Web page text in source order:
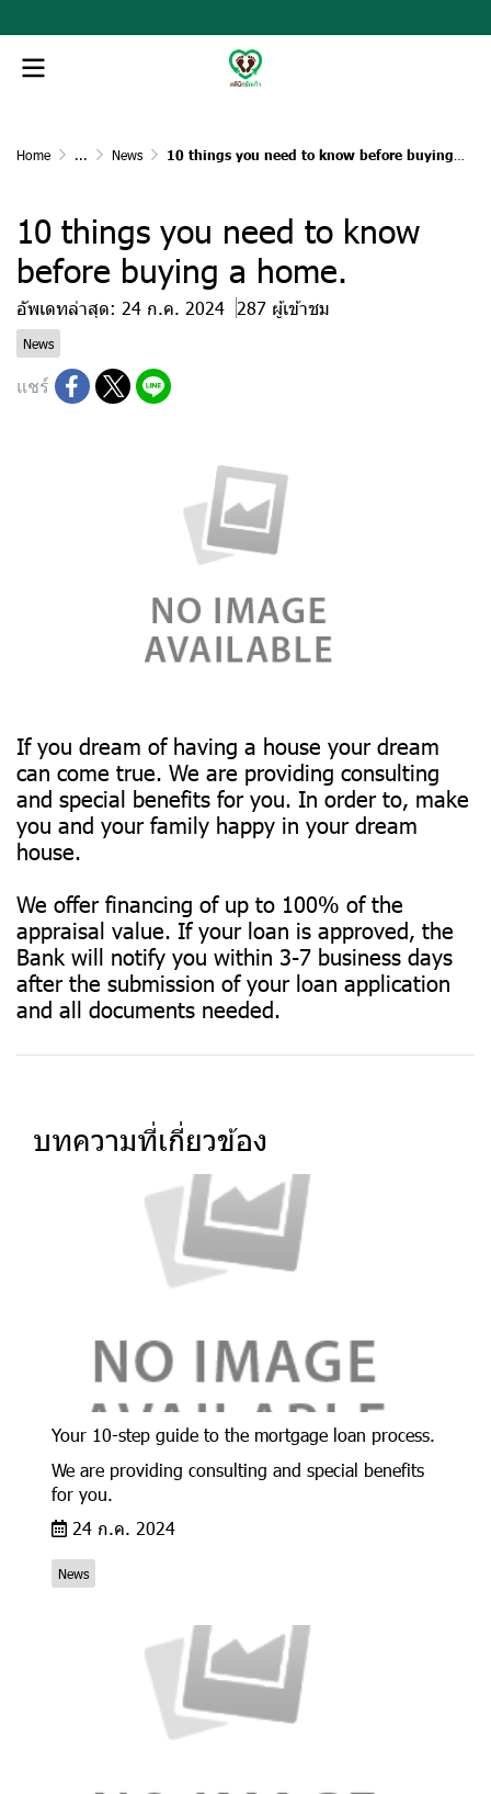
Home ... News 10 things you need to know before buying a home.
10 things you need to know
before buying a home.
อัพเดทล่าสุด: 24 ก.ค. 2024 287 ผู้เข้าชม
News
แชร์
If you dream of having a house your dream
can come true. We are providing consulting
and special benefits for you. In order to, make
you and your family happy in your dream
house.
We offer financing of up to 100% of the
appraisal value. If your loan is approved, the
Bank will notify you within 3-7 business days
after the submission of your loan application
and all documents needed.
บทความที่เกี่ยวข้อง
Your 10-step guide to the mortgage loan process.
We are providing consulting and special benefits
for you.
24 ก.ค. 2024
News